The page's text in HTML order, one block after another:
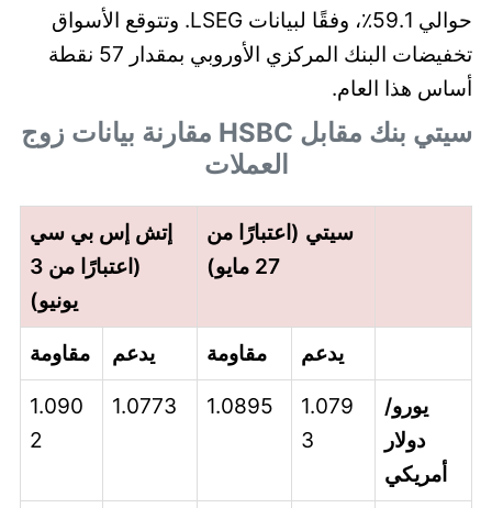
حوالي 59.1٪، وفقًا لبيانات LSEG. وتتوقع الأسواق
تخفيضات البنك المركزي الأوروبي بمقدار 57 نقطة
أساس هذا العام.
سيتي بنك مقابل HSBC مقارنة بيانات زوج
العملات
سيتي (اعتبارًا من
27 مايو)
إتش إس بي سي
(اعتبارًا من 3
يونيو)
يدعم
مقاومة يدعم
مقاومة
يورو/
دولار
أمريكي
1.079
3
1.0895
1.0773
1.090
2